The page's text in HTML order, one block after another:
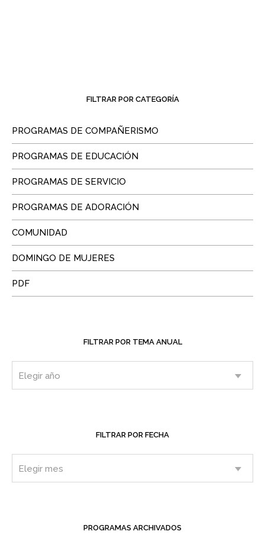
FILTRAR POR CATEGORÍA
PROGRAMAS DE COMPAÑERISMO
PROGRAMAS DE EDUCACIÓN
PROGRAMAS DE SERVICIO
PROGRAMAS DE ADORACIÓN
COMUNIDAD
DOMINGO DE MUJERES
PDF
FILTRAR POR TEMA ANUAL
FILTRAR POR FECHA
PROGRAMAS ARCHIVADOS